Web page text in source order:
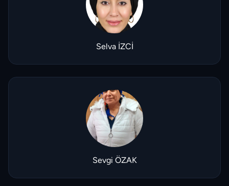
Selva İZCİ
Sevgi ÖZAK